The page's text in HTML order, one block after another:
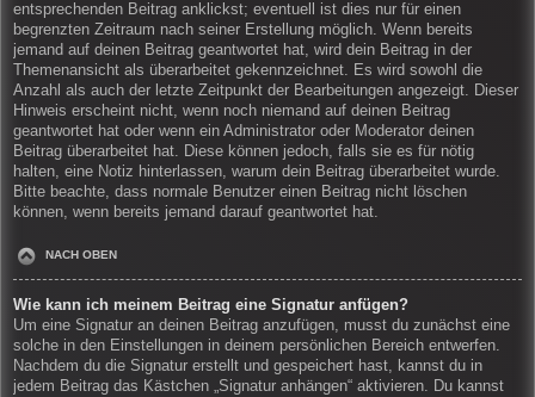
entsprechenden Beitrag anklickst; eventuell ist dies nur für einen
begrenzten Zeitraum nach seiner Erstellung möglich. Wenn bereits
jemand auf deinen Beitrag geantwortet hat, wird dein Beitrag in der
Themenansicht als überarbeitet gekennzeichnet. Es wird sowohl die
Anzahl als auch der letzte Zeitpunkt der Bearbeitungen angezeigt. Dieser
Hinweis erscheint nicht, wenn noch niemand auf deinen Beitrag
geantwortet hat oder wenn ein Administrator oder Moderator deinen
Beitrag überarbeitet hat. Diese können jedoch, falls sie es für nötig
halten, eine Notiz hinterlassen, warum dein Beitrag überarbeitet wurde.
Bitte beachte, dass normale Benutzer einen Beitrag nicht löschen
können, wenn bereits jemand darauf geantwortet hat.
NACH OBEN
Wie kann ich meinem Beitrag eine Signatur anfügen?
Um eine Signatur an deinen Beitrag anzufügen, musst du zunächst eine
solche in den Einstellungen in deinem persönlichen Bereich entwerfen.
Nachdem du die Signatur erstellt und gespeichert hast, kannst du in
jedem Beitrag das Kästchen „Signatur anhängen“ aktivieren. Du kannst